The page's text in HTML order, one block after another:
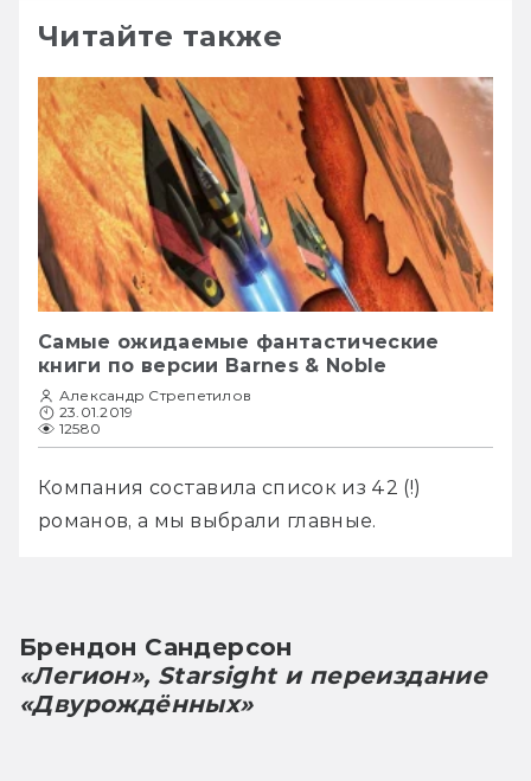
Читайте также
Самые ожидаемые фантастические
книги по версии Barnes & Noble
Александр Стрепетилов
23.01.2019
12580
Компания составила список из 42 (!)
романов, а мы выбрали главные.
Брендон Сандерсон
«Легион», Starsight и переиздание
«Двурождённых»